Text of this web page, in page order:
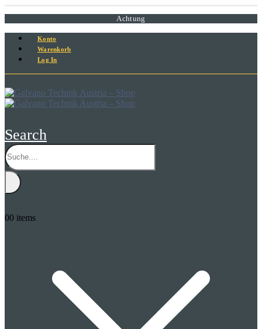
Achtung
Konto
Warenkorb
Log In
Search
00 items